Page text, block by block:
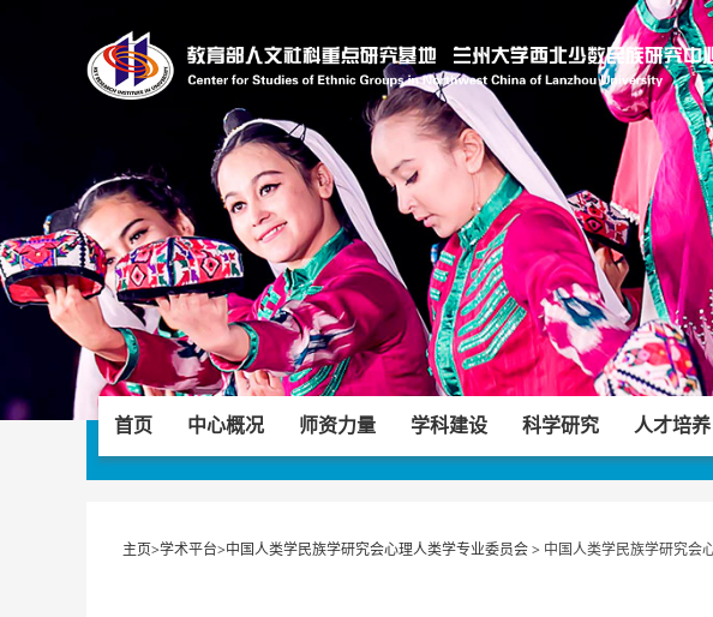
首页 中心概况 师资力量 学科建设 科学研究 人才培养
主页>学术平台>中国人类学民族学研究会心理人类学专业委员会> 中国人类学民族学研究会